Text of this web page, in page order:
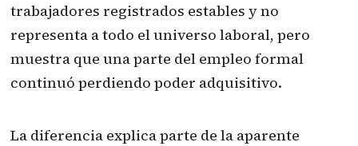
trabajadores registrados estables y no
representa a todo el universo laboral, pero
muestra que una parte del empleo formal
continuó perdiendo poder adquisitivo.
La diferencia explica parte de la aparente